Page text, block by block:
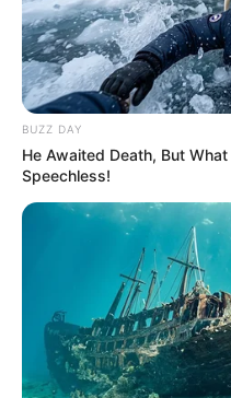
Gugelhupf
BUZZ DAY
He Awaited Death, But
Speechless!